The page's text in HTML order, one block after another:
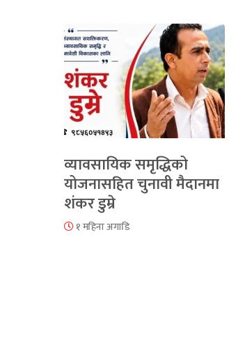
व्यावसायिक समृद्धिको
योजनासहित चुनावी मैदानमा
शंकर डुम्रे
१ महिना अगाडि